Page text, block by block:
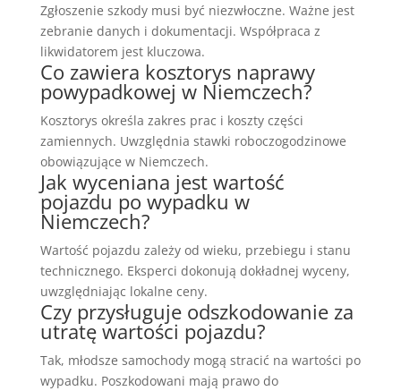
Zgłoszenie szkody musi być niezwłoczne. Ważne jest
zebranie danych i dokumentacji. Współpraca z
likwidatorem jest kluczowa.
Co zawiera kosztorys naprawy
powypadkowej w Niemczech?
Kosztorys określa zakres prac i koszty części
zamiennych. Uwzględnia stawki roboczogodzinowe
obowiązujące w Niemczech.
Jak wyceniana jest wartość
pojazdu po wypadku w
Niemczech?
Wartość pojazdu zależy od wieku, przebiegu i stanu
technicznego. Eksperci dokonują dokładnej wyceny,
uwzględniając lokalne ceny.
Czy przysługuje odszkodowanie za
utratę wartości pojazdu?
Tak, młodsze samochody mogą stracić na wartości po
wypadku. Poszkodowani mają prawo do